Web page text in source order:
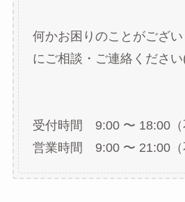
何かお困りのことがござ
にご相談・ご連絡ください
受付時間 9:00 〜 18:00（
営業時間 9:00 〜 21:00（